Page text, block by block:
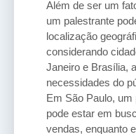
Além de ser um
um palestrante
localização
considerando
Janeiro e Brasília,
necessidades do
Em São Paulo,
pode estar em
vendas, enquanto